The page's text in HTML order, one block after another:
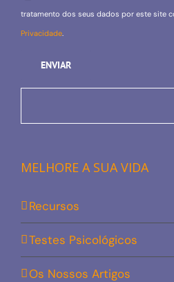
tratamento dos seus dados por este site
Privacidade.
MELHORE A SUA VIDA
Recursos
Testes Psicológicos
Os Nossos Artigos